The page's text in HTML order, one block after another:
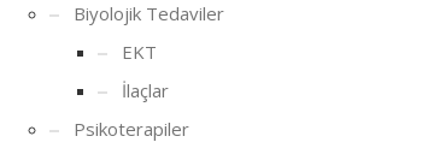
Biyolojik Tedaviler
EKT
İlaçlar
Psikoterapiler